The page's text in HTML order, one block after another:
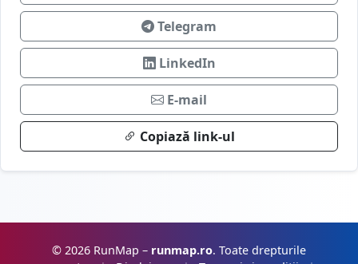
Telegram
LinkedIn
E-mail
Copiază link-ul
© 2026 RunMap – runmap.ro. Toate drepturile